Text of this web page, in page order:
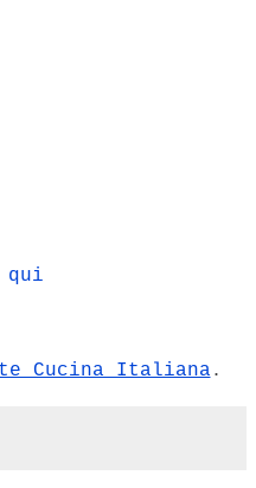
qui
Cucina Italiana .